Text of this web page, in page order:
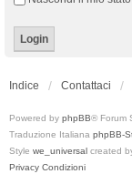
Indice Contattaci
Powered by phpBB® Forum
Traduzione Italiana phpBB-
Style we_universal created
Privacy Condizioni